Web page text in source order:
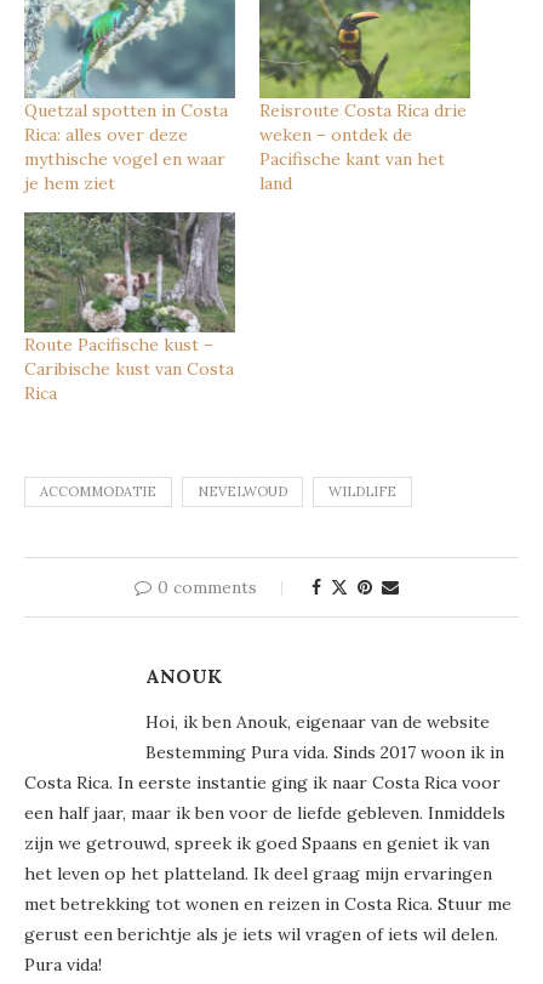
Quetzal spotten in Costa
Rica: alles over deze
mythische vogel en waar
je hem ziet
Reisroute Costa Rica drie
weken – ontdek de
Pacifische kant van het
land
Route Pacifische kust –
Caribische kust van Costa
Rica
ACCOMMODATIE NEVELWOUD WILDLIFE
0 comments
ANOUK
Hoi, ik ben Anouk, eigenaar van de website
Bestemming Pura vida. Sinds 2017 woon ik in
Costa Rica. In eerste instantie ging ik naar Costa Rica voor
een half jaar, maar ik ben voor de liefde gebleven. Inmiddels
zijn we getrouwd, spreek ik goed Spaans en geniet ik van
het leven op het platteland. Ik deel graag mijn ervaringen
met betrekking tot wonen en reizen in Costa Rica. Stuur me
gerust een berichtje als je iets wil vragen of iets wil delen.
Pura vida!